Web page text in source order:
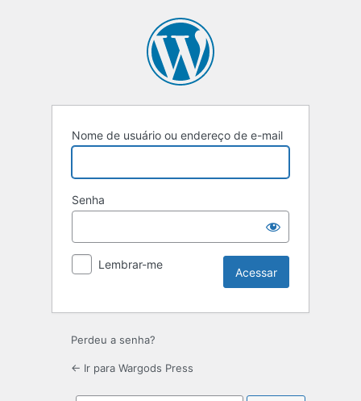
Nome de usuário ou endereço de e-mail
Senha
Lembrar-me
Perdeu a senha?
← Ir para Wargods Press